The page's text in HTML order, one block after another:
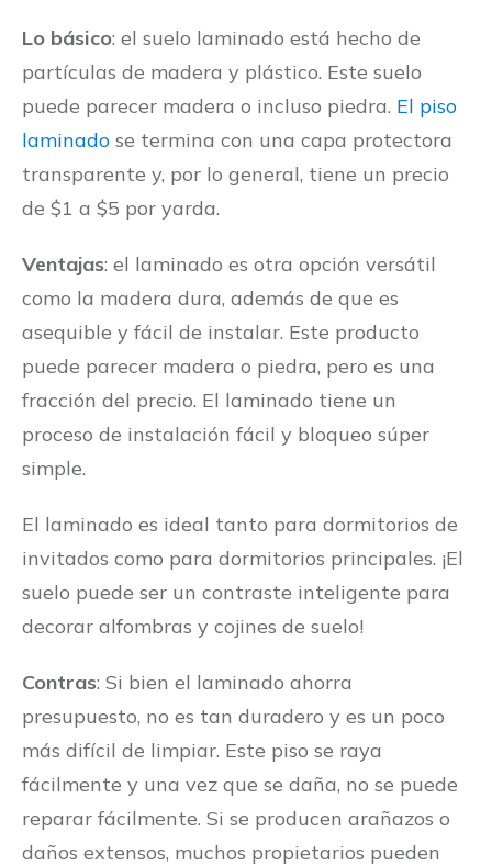
Lo básico: el suelo laminado está hecho de
partículas de madera y plástico. Este suelo
puede parecer madera o incluso piedra. El piso
laminado se termina con una capa protectora
transparente y, por lo general, tiene un precio
de $1 a $5 por yarda.
Ventajas: el laminado es otra opción versátil
como la madera dura, además de que es
asequible y fácil de instalar. Este producto
puede parecer madera o piedra, pero es una
fracción del precio. El laminado tiene un
proceso de instalación fácil y bloqueo súper
simple.
El laminado es ideal tanto para dormitorios de
invitados como para dormitorios principales. ¡El
suelo puede ser un contraste inteligente para
decorar alfombras y cojines de suelo!
Contras: Si bien el laminado ahorra
presupuesto, no es tan duradero y es un poco
más difícil de limpiar. Este piso se raya
fácilmente y una vez que se daña, no se puede
reparar fácilmente. Si se producen arañazos o
daños extensos, muchos propietarios pueden